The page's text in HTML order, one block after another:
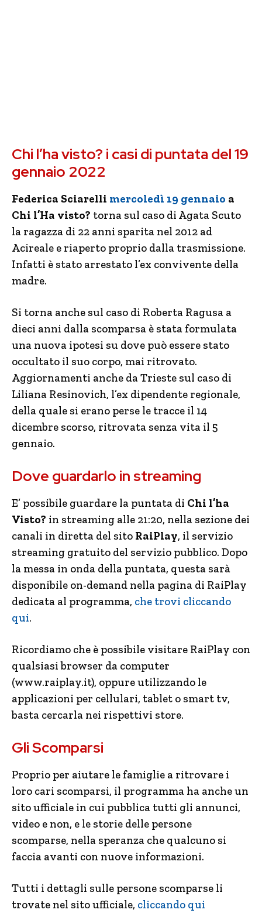
Chi l’ha visto? i casi di puntata del 19
gennaio 2022
Federica Sciarelli mercoledì 19 gennaio a
Chi l’Ha visto? torna sul caso di Agata Scuto
la ragazza di 22 anni sparita nel 2012 ad
Acireale e riaperto proprio dalla trasmissione.
Infatti è stato arrestato l’ex convivente della
madre.
Si torna anche sul caso di Roberta Ragusa a
dieci anni dalla scomparsa è stata formulata
una nuova ipotesi su dove può essere stato
occultato il suo corpo, mai ritrovato.
Aggiornamenti anche da Trieste sul caso di
Liliana Resinovich, l’ex dipendente regionale,
della quale si erano perse le tracce il 14
dicembre scorso, ritrovata senza vita il 5
gennaio.
Dove guardarlo in streaming
E’ possibile guardare la puntata di Chi l’ha
Visto? in streaming alle 21:20, nella sezione dei
canali in diretta del sito RaiPlay, il servizio
streaming gratuito del servizio pubblico. Dopo
la messa in onda della puntata, questa sarà
disponibile on-demand nella pagina di RaiPlay
dedicata al programma, che trovi cliccando
qui.
Ricordiamo che è possibile visitare RaiPlay con
qualsiasi browser da computer
(www.raiplay.it), oppure utilizzando le
applicazioni per cellulari, tablet o smart tv,
basta cercarla nei rispettivi store.
Gli Scomparsi
Proprio per aiutare le famiglie a ritrovare i
loro cari scomparsi, il programma ha anche un
sito ufficiale in cui pubblica tutti gli annunci,
video e non, e le storie delle persone
scomparse, nella speranza che qualcuno si
faccia avanti con nuove informazioni.
Tutti i dettagli sulle persone scomparse li
trovate nel sito ufficiale, cliccando qui